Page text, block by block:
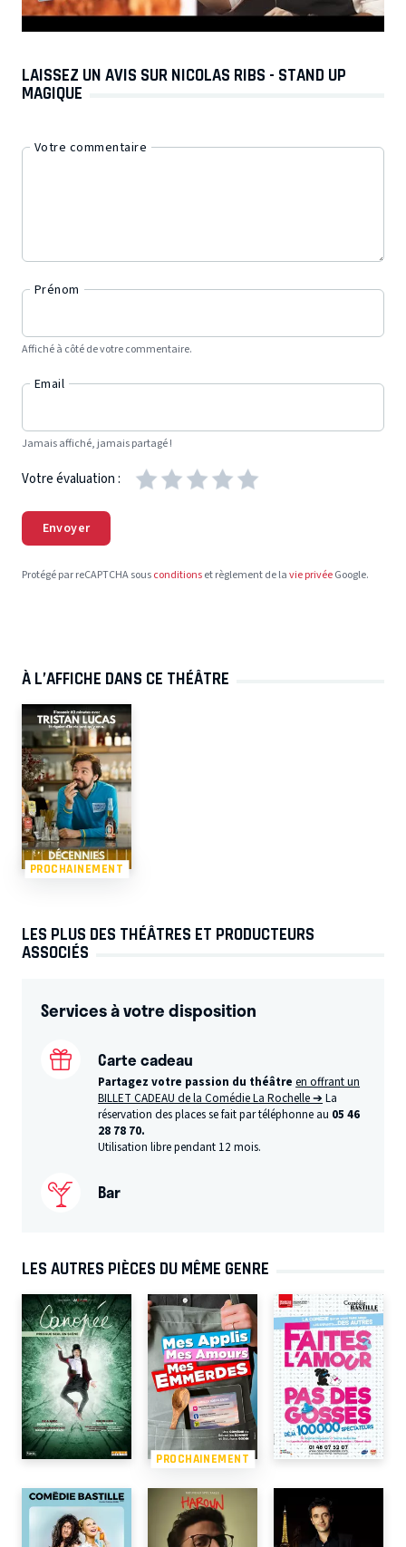
LAISSEZ UN AVIS SUR NICOLAS RIBS - STAND UP
MAGIQUE
Votre commentaire
Prénom
Affiché à côté de votre commentaire.
Email
Jamais affiché, jamais partagé !
Votre évaluation :
Envoyer
Protégé par reCAPTCHA sousconditionset règlement de lavie privéeGoogle.
À L’AFFICHE DANS CE THÉÂTRE
PROCHAINEMENT
LES PLUS DES THÉÂTRES ET PRODUCTEURS
ASSOCIÉS
Services à votre disposition
Carte cadeau
Partagez votre passion du théâtre en offrant un
BILLET CADEAU de la Comédie La Rochelle ➔ La
réservation des places se fait par téléphonne au 05 46
28 78 70.
Utilisation libre pendant 12 mois.
Bar
LES AUTRES PIÈCES DU MÊME GENRE
PROCHAINEMENT